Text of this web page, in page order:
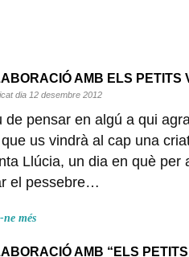
AMB ELS PETITS
dia 12 desembre 2012
de pensar en algú a qui
us vindrà al cap una
Llúcia, un dia en què per
el pessebre…
més
AMB “ELS